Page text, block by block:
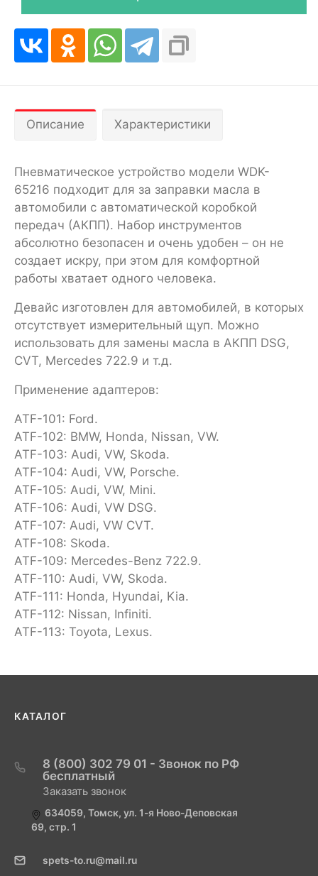
Описание Характеристики
Пневматическое устройство модели WDK-
65216 подходит для за заправки масла в
автомобили с автоматической коробкой
передач (АКПП). Набор инструментов
абсолютно безопасен и очень удобен – он не
создает искру, при этом для комфортной
работы хватает одного человека.
Девайс изготовлен для автомобилей, в которых
отсутствует измерительный щуп. Можно
использовать для замены масла в АКПП DSG,
CVT, Mercedes 722.9 и т.д.
Применение адаптеров:
ATF-101: Ford.
ATF-102: BMW, Honda, Nissan, VW.
ATF-103: Audi, VW, Skoda.
ATF-104: Audi, VW, Porsche.
ATF-105: Audi, VW, Mini.
ATF-106: Audi, VW DSG.
ATF-107: Audi, VW CVT.
ATF-108: Skoda.
ATF-109: Mercedes-Benz 722.9.
ATF-110: Audi, VW, Skoda.
ATF-111: Honda, Hyundai, Kia.
ATF-112: Nissan, Infiniti.
ATF-113: Toyota, Lexus.
КАТАЛОГ
8 (800) 302 79 01 - Звонок по РФ
бесплатный
Заказать звонок
634059, Томск, ул. 1-я Ново-Деповская
69, стр. 1
spets-to.ru@mail.ru